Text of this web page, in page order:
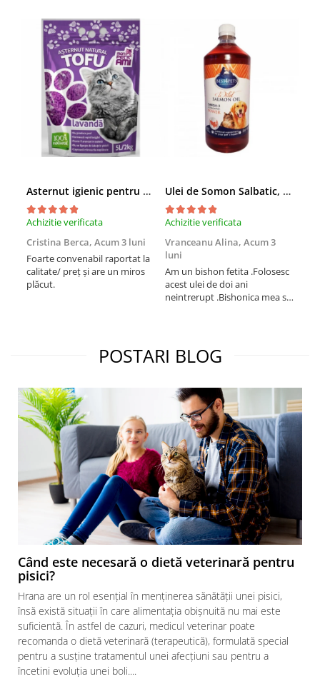
Asternut igienic pentru pisici Tofu Lavanda, Mon Petit 5 l
Achizitie verificata
Cristina Berca, Acum 3 luni
Foarte convenabil raportat la
calitate/ preț și are un miros
plăcut.
Ulei de Somon Salbatic, câini și pisici, piele si blană, BEST4PETS, 1l
Achizitie verificata
Vranceanu Alina, Acum 3
luni
Am un bishon fetita .Folosesc
acest ulei de doi ani
neintrerupt .Bishonica mea se
treia comanda recomand cu
mult drag !
POSTARI BLOG
Când este necesară o dietă veterinară pentru
pisici?
Hrana are un rol esențial în menținerea sănătății unei pisici,
însă există situații în care alimentația obișnuită nu mai este
suficientă. În astfel de cazuri, medicul veterinar poate
recomanda o dietă veterinară (terapeutică), formulată special
pentru a susține tratamentul unei afecțiuni sau pentru a
încetini evoluția unei boli....